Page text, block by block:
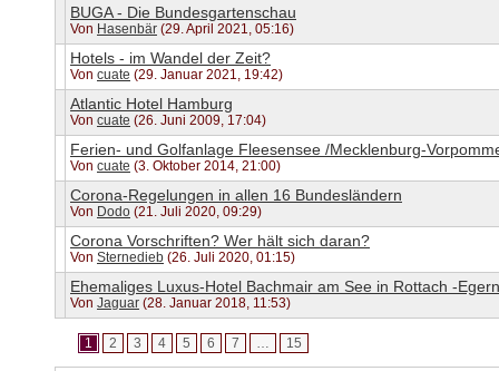
BUGA - Die Bundesgartenschau
Von Hasenbär (29. April 2021, 05:16)
Hotels - im Wandel der Zeit?
Von cuate (29. Januar 2021, 19:42)
Atlantic Hotel Hamburg
Von cuate (26. Juni 2009, 17:04)
Ferien- und Golfanlage Fleesensee /Mecklenburg-
Von cuate (3. Oktober 2014, 21:00)
Corona-Regelungen in allen 16 Bundesländern
Von Dodo (21. Juli 2020, 09:29)
Corona Vorschriften? Wer hält sich daran?
Von Sternedieb (26. Juli 2020, 01:15)
Ehemaliges Luxus-Hotel Bachmair am See in Rottach -Egern
Von Jaguar (28. Januar 2018, 11:53)
1 2 3 4 5 6 7 … 15